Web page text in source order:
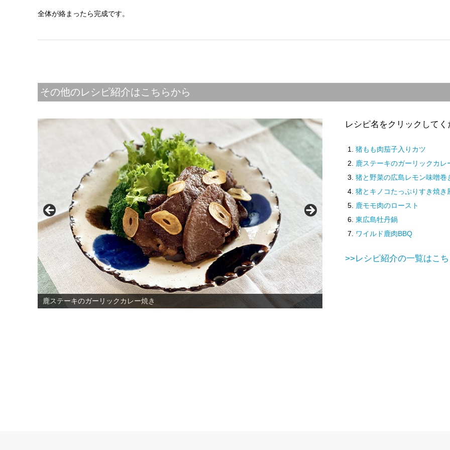
全体が絡まったら完成です。
その他のレシピ紹介はこちらから
鹿ステーキのガーリックカレー焼き
レシピ名をクリックしてく
猪もも肉茄子入りカツ
鹿ステーキのガーリックカレ
猪と野菜の広島レモン味噌巻
猪とキノコたっぷりすき焼き
鹿モモ肉のロースト
東広島牡丹鍋
ワイルド鹿肉BBQ
>>レシピ紹介の一覧はこ